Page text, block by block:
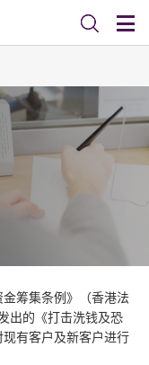
筹集条例》（香港法
出的《打击洗钱及恐
有客户及新客户进行